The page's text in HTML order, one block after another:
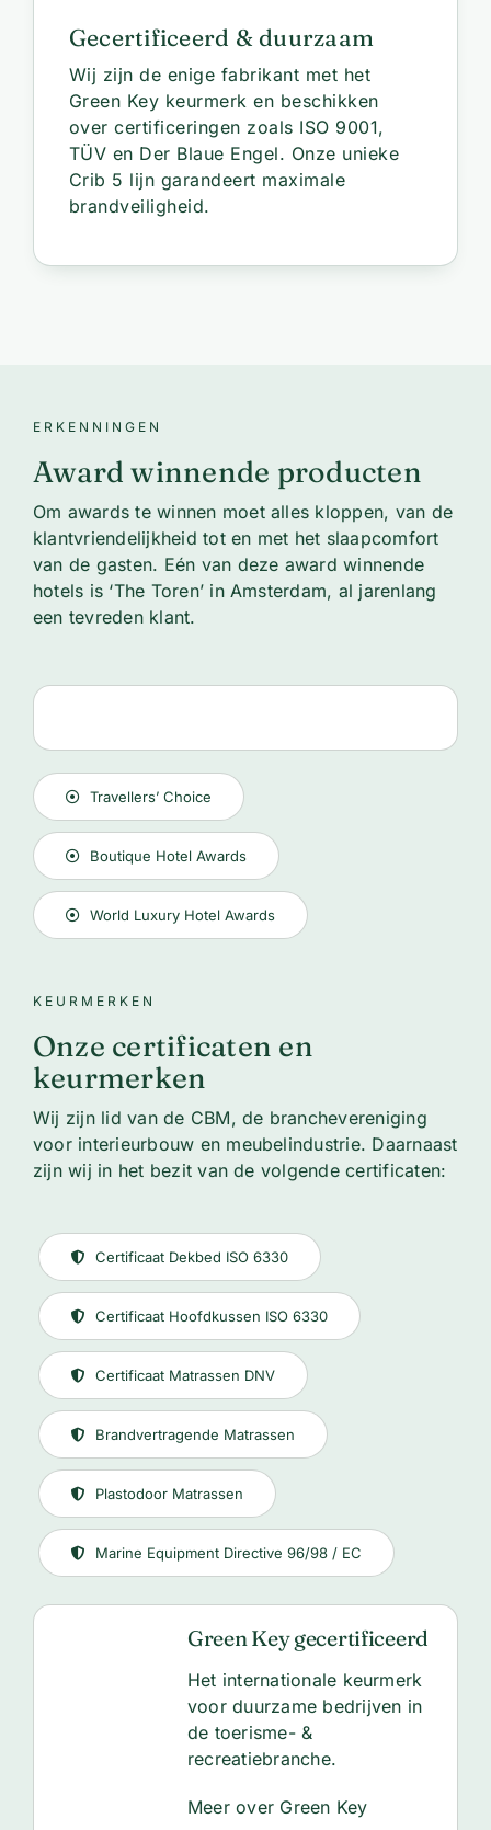
Gecertificeerd & duurzaam
Wij zijn de enige fabrikant met het
Green Key keurmerk en beschikken
over certificeringen zoals ISO 9001,
TÜV en Der Blaue Engel. Onze unieke
Crib 5 lijn garandeert maximale
brandveiligheid.
ERKENNINGEN
Award winnende producten
Om awards te winnen moet alles kloppen, van de
klantvriendelijkheid tot en met het slaapcomfort
van de gasten. Eén van deze award winnende
hotels is ‘The Toren’ in Amsterdam, al jarenlang
een tevreden klant.
Travellers’ Choice
Boutique Hotel Awards
World Luxury Hotel Awards
KEURMERKEN
Onze certificaten en
keurmerken
Wij zijn lid van de CBM, de branchevereniging
voor interieurbouw en meubelindustrie. Daarnaast
zijn wij in het bezit van de volgende certificaten:
Certificaat Dekbed ISO 6330
Certificaat Hoofdkussen ISO 6330
Certificaat Matrassen DNV
Brandvertragende Matrassen
Plastodoor Matrassen
Marine Equipment Directive 96/98 / EC
Green Key gecertificeerd
Het internationale keurmerk
voor duurzame bedrijven in
de toerisme- &
recreatiebranche.
Meer over Green Key